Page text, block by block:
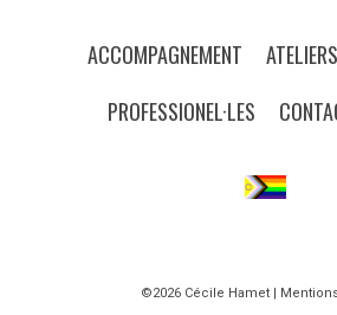
ACCOMPAGNEMENT ATELIERS
PROFESSIONEL·LES
©2026 Cécile Hamet |